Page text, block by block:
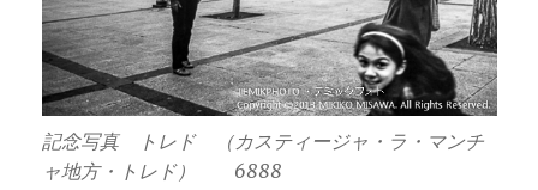
記念写真 トレド （カスティージャ・ラ・マンチ
ャ地方・トレド） 6888